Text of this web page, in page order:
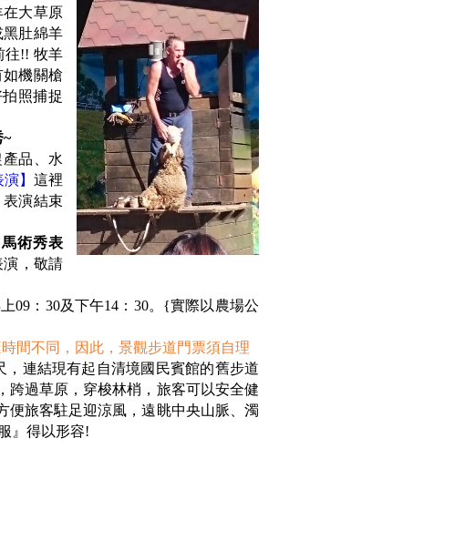
大草原
黑肚綿羊
往!! 牧羊
機關槍
照捕捉
~
品、水
】 這裡
演結束
馬術秀表
演，敬請
09：30及下午14：30。{實際以農場公
間不同，因此，景觀步道門票須自理
，連結現有起自清境國民賓館的舊步道
跨過草原，穿梭林梢，旅客可以安全健
便旅客駐足迎涼風，遠眺中央山脈、濁
』得以形容!